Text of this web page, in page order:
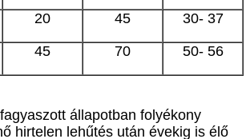
20 45 30- 37
45 70 50- 56
állapotban folyékony
hirtelen lehűtés után évekig is élő